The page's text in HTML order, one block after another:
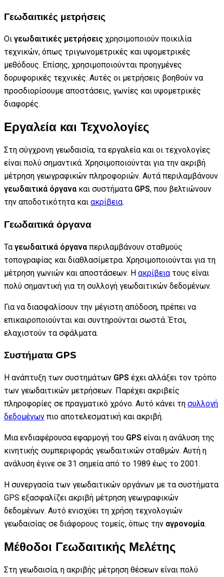
Γεωδαιτικές μετρήσεις
Οι γεωδαιτικές μετρήσεις χρησιμοποιούν ποικιλία
τεχνικών, όπως τριγωνομετρικές και υψομετρικές
μεθόδους. Επίσης, χρησιμοποιούνται προηγμένες
δορυφορικές τεχνικές. Αυτές οι μετρήσεις βοηθούν να
προσδιορίσουμε αποστάσεις, γωνίες και υψομετρικές
διαφορές.
Εργαλεία και Τεχνολογίες
Στη σύγχρονη γεωδαισία, τα εργαλεία και οι τεχνολογίες
είναι πολύ σημαντικά. Χρησιμοποιούνται για την ακριβή
μέτρηση γεωγραφικών πληροφοριών. Αυτά περιλαμβάνουν
γεωδαιτικά όργανα και συστήματα GPS, που βελτιώνουν
την αποδοτικότητα και ακρίβεια.
Γεωδαιτικά όργανα
Τα γεωδαιτικά όργανα περιλαμβάνουν σταθμούς
τοπογραφίας και διαθλασίμετρα. Χρησιμοποιούνται για τη
μέτρηση γωνιών και αποστάσεων. Η ακρίβεια τους είναι
πολύ σημαντική για τη συλλογή γεωδαιτικών δεδομένων.
Για να διασφαλίσουν την μέγιστη απόδοση, πρέπει να
επικαιροποιούνται και συντηρούνται σωστά. Έτσι,
ελαχιστούν τα σφάλματα.
Συστήματα GPS
Η ανάπτυξη των συστημάτων GPS έχει αλλάξει τον τρόπο
των γεωδαιτικών μετρήσεων. Παρέχει ακριβείς
πληροφορίες σε πραγματικό χρόνο. Αυτό κάνει τη συλλογή
δεδομένων πιο αποτελεσματική και ακριβή.
Μια ενδιαφέρουσα εφαρμογή του GPS είναι η ανάλυση της
κινητικής συμπεριφοράς γεωδαιτικών σταθμών. Αυτή η
ανάλυση έγινε σε 31 σημεία από το 1989 έως το 2001.
Η συνεργασία των γεωδαιτικών οργάνων με τα συστήματα
GPS εξασφαλίζει ακριβή μέτρηση γεωγραφικών
δεδομένων. Αυτό ενισχύει τη χρήση τεχνολογιών
γεωδαισίας σε διάφορους τομείς, όπως την αγρονομία.
Μέθοδοι Γεωδαιτικής Μελέτης
Στη γεωδαισία, η ακριβής μέτρηση θέσεων είναι πολύ